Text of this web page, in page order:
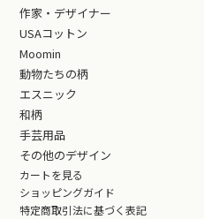
作家・デザイナー
USAコットン
Moomin
動物たちの柄
エスニック
和柄
手芸用品
その他のデザイン
カートを見る
ショッピングガイド
特定商取引法に基づく表記